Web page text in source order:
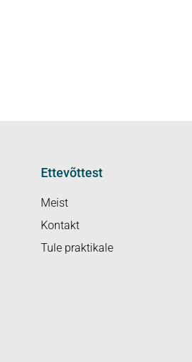
Ettevõttest
Meist
Kontakt
Tule praktikale